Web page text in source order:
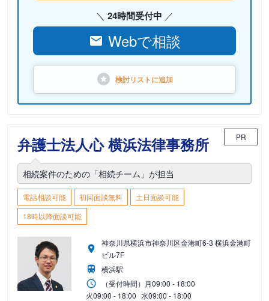
24時間受付中
Webで相談
検討リストに追加
弁護士法人心 横浜法律事務所 PR
相続案件のための「相続チーム」が担当
電話相談可能 初回面談無料
土日面談可能
18時以降面談可能
神奈川県横浜市神奈川区金港町6-3 横浜金港町
ビル7F
横浜駅
（受付時間） 月09:00 - 18:00
火09:00 - 18:00 水09:00 - 18:00